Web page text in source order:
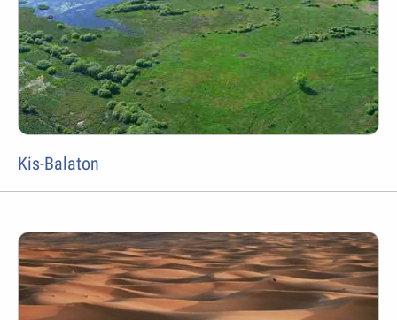
Kis-Balaton